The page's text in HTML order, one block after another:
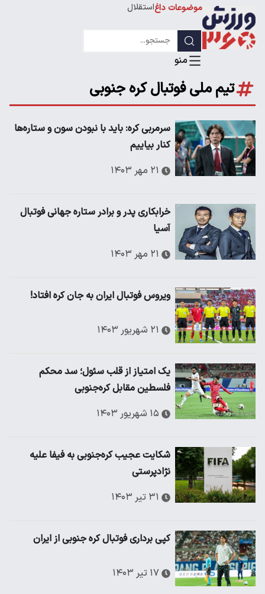
موضوعات داغاستقلال
تیم ملی فوتبال کره جنوبی
سرمربی کره: باید با نبودن سون و ستاره‌ها
کنار بیاییم
۲۱ مهر ۱۴۰۳
خرابکاری پدر و برادر ستاره جهانی فوتبال
آسیا
۲۱ مهر ۱۴۰۳
ویروس فوتبال ایران به جان کره افتاد!
۲۱ شهریور ۱۴۰۳
یک امتیاز از قلب سئول؛ سد محکم
فلسطین مقابل کره‌جنوبی
۱۵ شهریور ۱۴۰۳
شکایت عجیب کره‌جنوبی به فیفا علیه
نژادپرستی
۳۱ تیر ۱۴۰۳
کپی برداری فوتبال کره جنوبی از ایران
۱۷ تیر ۱۴۰۳